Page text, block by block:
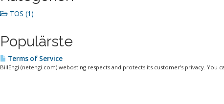
TOS (1)
Populärste
Terms of Service
BillEngi (netengi.com) webosting respects and protects its customer's privacy. You